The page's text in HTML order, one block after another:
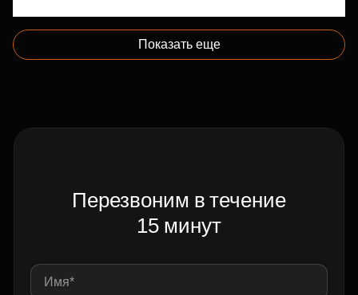
Показать еще
Перезвоним в течение
15 минут